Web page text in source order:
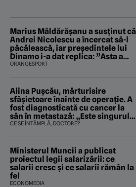
Marius Măldărăşanu a susţinut că
Andrei Nicolescu a încercat să-l
păcălească, iar preşedintele lui
Dinamo i-a dat replica: ”Asta a
fost istoria”
ORANGESPORT
Alina Pușcău, mărturisire
sfâșietoare înainte de operație. A
fost diagnosticată cu cancer la
sân în metastază: „Este singurul
tratament care o să mă ajute să
CE SE ÎNTÂMPLĂ, DOCTORE?
Ministerul Muncii a publicat
proiectul legii salarizării: ce
salarii cresc și ce salarii rămân la
fel
ECONOMEDIA